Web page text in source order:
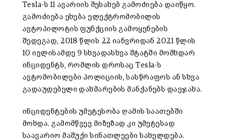
Tesla-ს 11 ავარიის შესახებ გამოძიება დაიწყო.
გამოძიება ეხება ელექტრომობილის
ავტოპილოტის ფუნქციის გამოყენების
შედეგად, 2018 წლის 22 იანვრიდან 2021 წლის
10 ივლისამდე 9 სხვადასხვა შტატში მომხდარ
ინციდენტს, რომლის დროსაც Tesla-ს
ავტომობილები პოლიციის, სასწრაფოს ან სხვა
გადაუდებელი დახმარების მანქანებს დაეჯახა.
ინციდენტების უმეტესობა ღამის საათებში
მოხდა. გამომწვევ მიზეზად კი უმეტესად
საავარიო მაშუქი სინათლეები სახელდება.